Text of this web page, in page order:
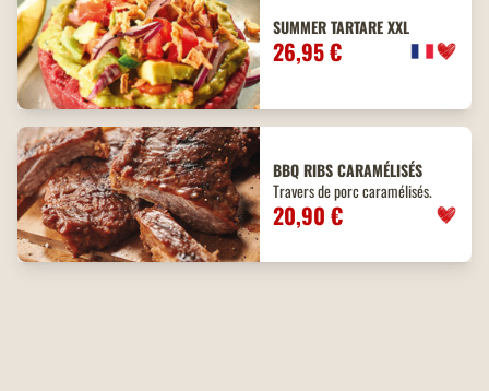
SUMMER TARTARE XXL
26,95 €
BBQRIBSCARAMÉLISÉS
Travers de porc caramélisés.
20,90 €